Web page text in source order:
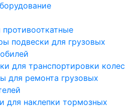
подвески для грузовых
для транспортировки колес
для ремонта грузовых
для наклепки тормозных